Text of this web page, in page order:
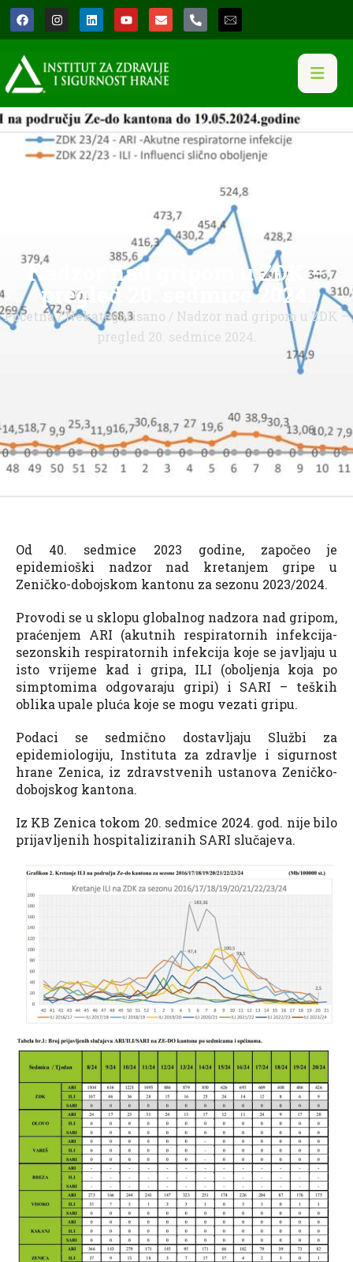
Nadzor nad gripom u ZDK –
pregled 20. sedmice 2024.
Početna/Nekategorisano / Nadzor nad gripom u ZDK –
pregled 20. sedmice 2024.
Od 40. sedmice 2023 godine, započeo je
epidemioški nadzor nad kretanjem gripe u
Zeničko-dobojskom kantonu za sezonu 2023/2024.
Provodi se u sklopu globalnog nadzora nad gripom,
praćenjem ARI (akutnih respiratornih infekcija-
sezonskih respiratornih infekcija koje se javljaju u
isto vrijeme kad i gripa, ILI (oboljenja koja po
simptomima odgovaraju gripi) i SARI – teških
oblika upale pluća koje se mogu vezati gripu.
Podaci se sedmično dostavljaju Službi za
epidemiologiju, Instituta za zdravlje i sigurnost
hrane Zenica, iz zdravstvenih ustanova Zeničko-
dobojskog kantona.
Iz KB Zenica tokom 20. sedmice 2024. god. nije bilo
prijavljenih hospitaliziranih SARI slučajeva.